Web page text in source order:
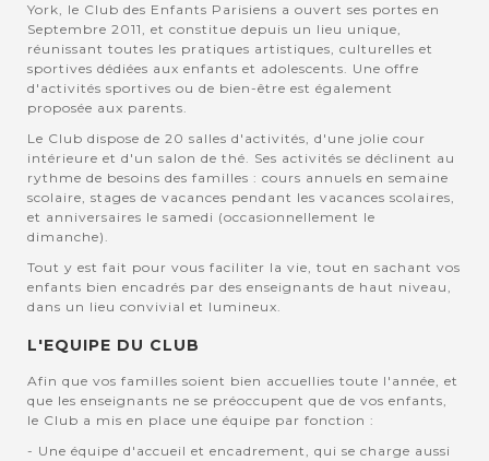
York, le Club des Enfants Parisiens a ouvert ses portes en
Septembre 2011, et constitue depuis un lieu unique,
réunissant toutes les pratiques artistiques, culturelles et
sportives dédiées aux enfants et adolescents. Une offre
d'activités sportives ou de bien-être est également
proposée aux parents.
Le Club dispose de 20 salles d'activités, d'une jolie cour
intérieure et d'un salon de thé. Ses activités se déclinent au
rythme de besoins des familles : cours annuels en semaine
scolaire, stages de vacances pendant les vacances scolaires,
et anniversaires le samedi (occasionnellement le
dimanche).
Tout y est fait pour vous faciliter la vie, tout en sachant vos
enfants bien encadrés par des enseignants de haut niveau,
dans un lieu convivial et lumineux.
L'EQUIPE DU CLUB
Afin que vos familles soient bien accuellies toute l'année, et
que les enseignants ne se préoccupent que de vos enfants,
le Club a mis en place une équipe par fonction :
- Une équipe d'accueil et encadrement, qui se charge aussi